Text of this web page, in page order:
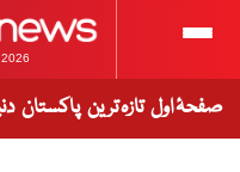
صفحۂ اول تازہ ترین پاکستان